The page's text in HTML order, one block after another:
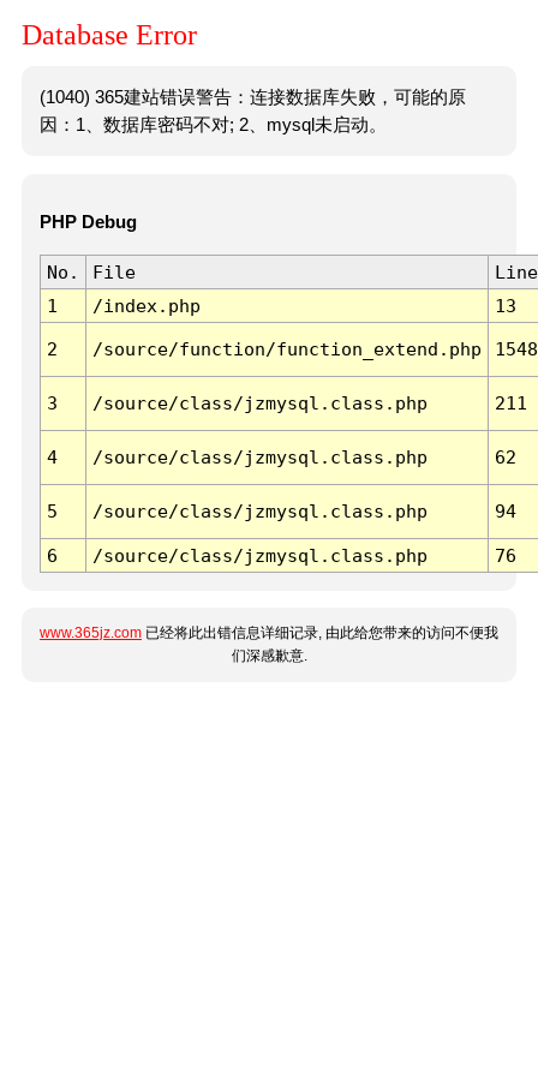
Database Error
(1040) 365建站错误警告：连接数据库失败，可能的原
因：1、数据库密码不对; 2、mysql未启动。
PHP Debug
No. File
Line
1
/index.php 13
2 /source/function/function_extend.php 1548
3 /source/class/jzmysql.class.php 211
4 /source/class/jzmysql.class.php 62
5 /source/class/jzmysql.class.php 94
6 /source/class/jzmysql.class.php 76
www.365jz.com 已经将此出错信息详细记录, 由此给您带来的访问不便我
们深感歉意.